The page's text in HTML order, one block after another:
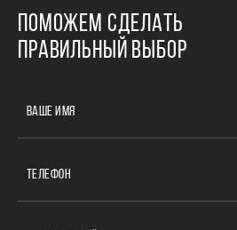
ПОМОЖЕМ СДЕЛАТЬ
ПРАВИЛЬНЫЙ ВЫБОР
ВАШЕ ИМЯ
ТЕЛЕФОН